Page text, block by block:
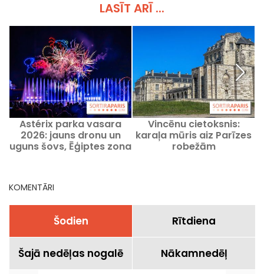
LASĪT ARĪ ...
Astérix parka vasara
2026: jauns dronu un
uguns šovs, Ēģiptes zona
Vincēnu cietoksnis:
karaļa mūris aiz Parīzes
robežām
KOMENTĀRI
Šodien Rītdiena
Šajā nedēļas nogalē Nākamnedēļ